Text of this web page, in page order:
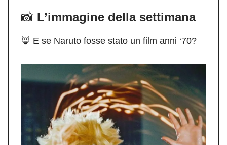
📸 L’immagine della settimana
🦊 E se Naruto fosse stato un film anni ‘70?